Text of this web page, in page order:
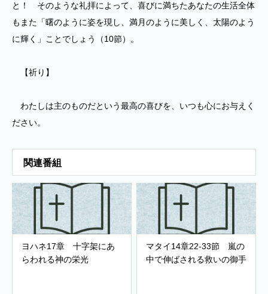
と！ そのような礼拝によって、喜びに満ちたあなたの生活全体
もまた「曙のように姿を現し、満月のように美しく、太陽のよう
に輝く」ことでしょう（10節）。
【祈り】
わたしは主のものだという最高の喜びを、いつも心にお与えく
ださい。
関連番組
ヨハネ17章 十字架にあ
らわれる神の栄光
マタイ14章22-33節 嵐の
中で伸ばされる救いの御手